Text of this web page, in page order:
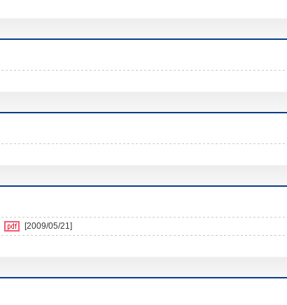
[2009/05/21]